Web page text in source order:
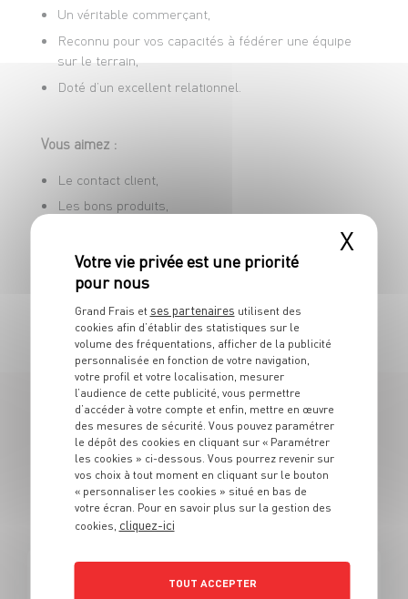
Un véritable commerçant,
Reconnu pour vos capacités à fédérer une équipe
sur le terrain,
Doté d’un excellent relationnel.
Vous aimez :
Le contact client,
Les bons produits,
Vous vous reconnaissez dans cette offre ? Postulez
et rejoignez une entreprise offrant de belles
perspectives d’évolution !
11 OFFRES
EN SECOND/ADJOINT DE RAYON
CRÉMERIE
X
Grand Frais et ses partenaires utilisent des
cookies afin d’établir des statistiques sur le
volume des fréquentations, afficher de la publicité
personnalisée en fonction de votre navigation,
votre profil et votre localisation, mesurer
l’audience de cette publicité, vous permettre
d’accéder à votre compte et enfin, mettre en œuvre
des mesures de sécurité. Vous pouvez paramétrer
le dépôt des cookies en cliquant sur « Paramétrer
les cookies » ci-dessous. Vous pourrez revenir sur
vos choix à tout moment en cliquant sur le bouton
« personnaliser les cookies » situé en bas de
votre écran. Pour en savoir plus sur la gestion des
cookies, cliquez-ici
TOUT ACCEPTER